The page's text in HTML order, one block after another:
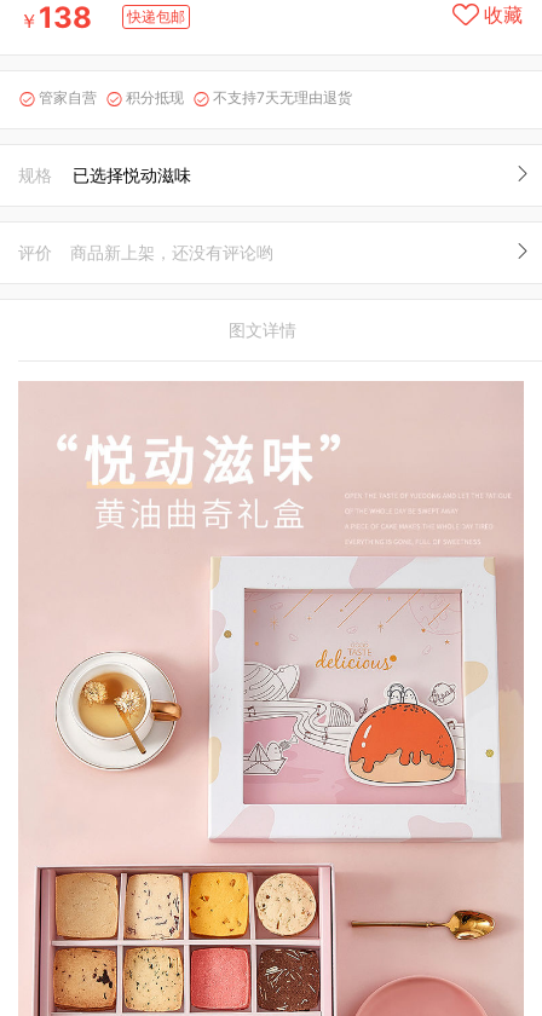
￥ 138 快递包邮 收藏
 管家自营  积分抵现  不支持7天无理由退货
规格 已选择悦动滋味
评价 商品新上架，还没有评论哟
图文详情